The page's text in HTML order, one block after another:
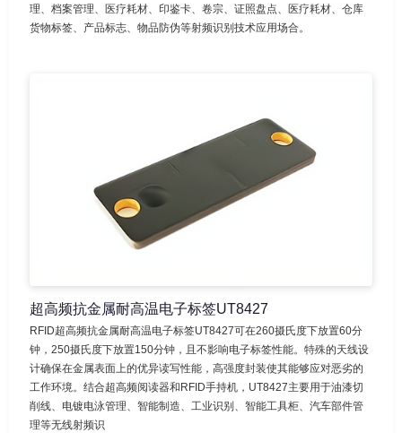
理、档案管理、医疗耗材、印鉴卡、卷宗、证照盘点、医疗耗材、仓库
货物标签、产品标志、物品防伪等射频识别技术应用场合。
超高频抗金属耐高温电子标签UT8427
RFID超高频抗金属耐高温电子标签UT8427可在260摄氏度下放置60分
钟，250摄氏度下放置150分钟，且不影响电子标签性能。特殊的天线设
计确保在金属表面上的优异读写性能，高强度封装使其能够应对恶劣的
工作环境。结合超高频阅读器和RFID手持机，UT8427主要用于油漆切
削线、电镀电泳管理、智能制造、工业识别、智能工具柜、汽车部件管
理等无线射频识